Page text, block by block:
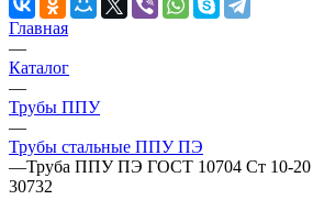
Главная
—
Каталог
—
Трубы ППУ
—
Трубы стальные ППУ ПЭ
—Труба ППУ ПЭ ГОСТ 10704 Ст 10-
30732